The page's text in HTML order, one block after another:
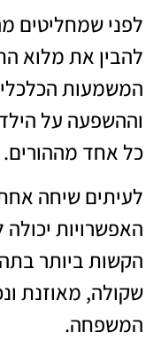
לפני שמחליטים
להבין את מלוא
המשמעות
וההשפעה על
כל אחד מההורים.
לעיתים שיחה
האפשרויות
הקשות ביותר
שקולה, מאוזנת
המשפחה.